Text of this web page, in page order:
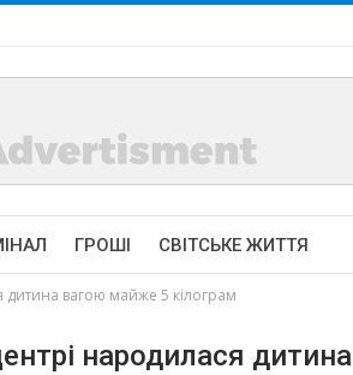
ГРОШІ СВІТСЬКЕ ЖИТТЯ
дитина вагою майже 5 кілограм
народилася дитина